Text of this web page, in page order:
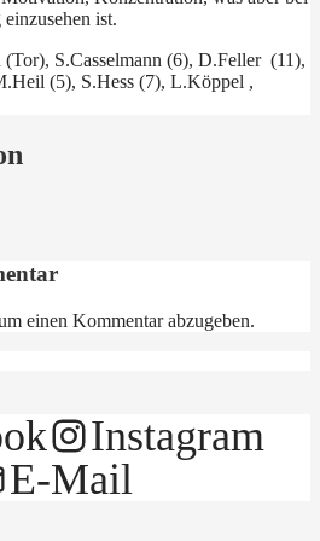
ist.
S.Casselmann (6), D.Feller (11),
(5), S.Hess (7), L.Köppel ,
einen Kommentar abzugeben.
Instagram
E-Mail